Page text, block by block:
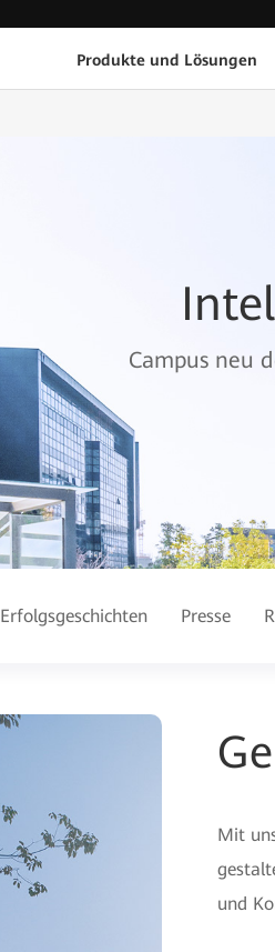
Produkte und Lösungen
Campus neu
Erfolgsgeschichten Presse
Mit
und